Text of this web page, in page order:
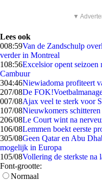
▼
Lees ook
008:59Van de Zandschulp
verder in Montreal
108:56Excelsior opent seizoen
Cambuur
304:46Niewiadoma profiteert
207/08De
007/08Ajax veel te sterk voor
107/08Nieuwkomers
206/08Le Court wint na
106/08Lemmen boekt eerste
305/08Geen Qatar en Abu
mogelijk in Europa
105/08Vollering de sterkste na
Font-grootte:
Normaal